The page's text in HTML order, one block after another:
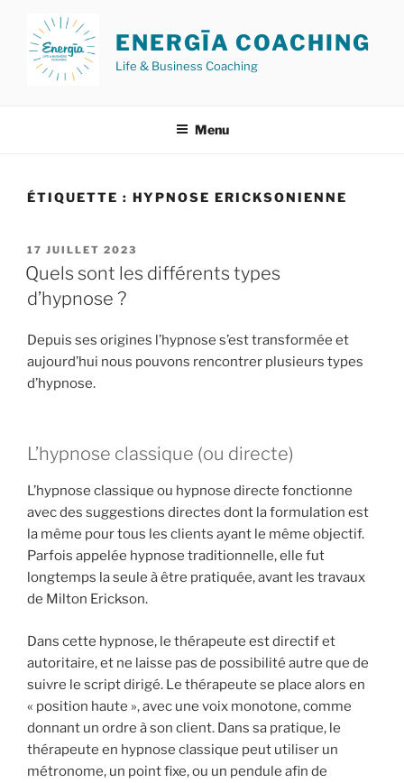
contenu
principal
ENERGĪA COACHING
Life & Business Coaching
Menu
ÉTIQUETTE : HYPNOSE ERICKSONIENNE
PUBLIÉ
LE
17 JUILLET 2023
Quels sont les différents types
d’hypnose ?
Depuis ses origines l’hypnose s’est transformée et
aujourd’hui nous pouvons rencontrer plusieurs types
d’hypnose.
L’hypnose classique (ou directe)
L’hypnose classique ou hypnose directe fonctionne
avec des suggestions directes dont la formulation est
la même pour tous les clients ayant le même objectif.
Parfois appelée hypnose traditionnelle, elle fut
longtemps la seule à être pratiquée, avant les travaux
de Milton Erickson.
Dans cette hypnose, le thérapeute est directif et
autoritaire, et ne laisse pas de possibilité autre que de
suivre le script dirigé. Le thérapeute se place alors en
« position haute », avec une voix monotone, comme
donnant un ordre à son client. Dans sa pratique, le
thérapeute en hypnose classique peut utiliser un
métronome, un point fixe, ou un pendule afin de